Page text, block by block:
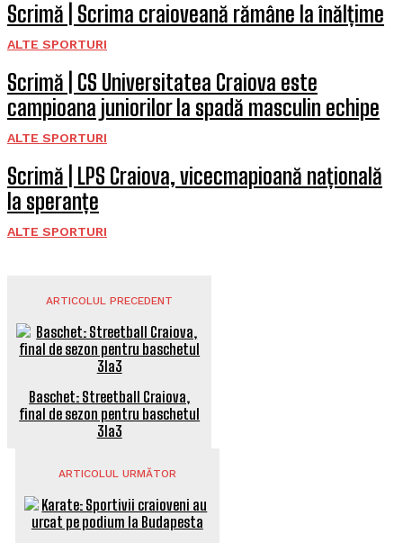
Scrimă | Scrima craioveană rămâne la înălțime
ALTE SPORTURI
Scrimă | CS Universitatea Craiova este
campioana juniorilor la spadă masculin echipe
ALTE SPORTURI
Scrimă | LPS Craiova, vicecmapioană națională
la speranțe
ALTE SPORTURI
ARTICOLUL PRECEDENT
Baschet: Streetball Craiova,
final de sezon pentru baschetul
3la3
ARTICOLUL URMĂTOR